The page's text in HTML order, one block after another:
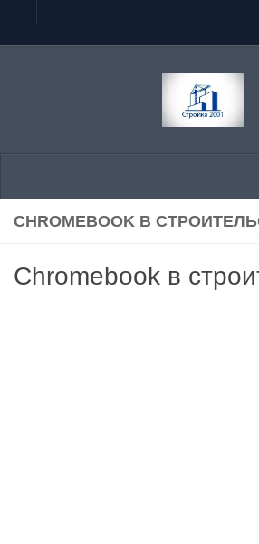
Перейти к содержимому
CHROMEBOOK В
Chromebook в